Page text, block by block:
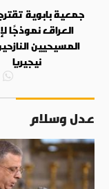
جمعية بابوية
العراق نموذجًا
المسيحيين
نيجيريا
عدل وسلام